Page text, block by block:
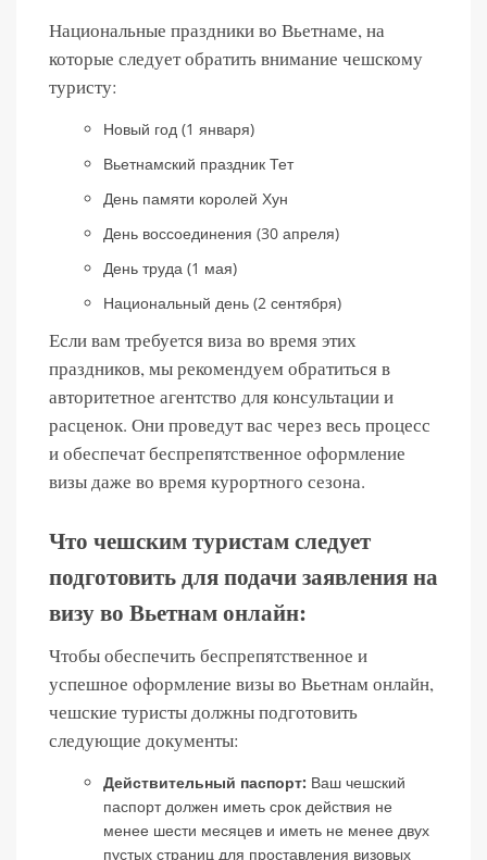
Национальные праздники во Вьетнаме, на
которые следует обратить внимание чешскому
туристу:
Новый год (1 января)
Вьетнамский праздник Тет
День памяти королей Хун
День воссоединения (30 апреля)
День труда (1 мая)
Национальный день (2 сентября)
Если вам требуется виза во время этих
праздников, мы рекомендуем обратиться в
авторитетное агентство для консультации и
расценок. Они проведут вас через весь процесс
и обеспечат беспрепятственное оформление
визы даже во время курортного сезона.
Что чешским туристам следует
подготовить для подачи заявления на
визу во Вьетнам онлайн:
Чтобы обеспечить беспрепятственное и
успешное оформление визы во Вьетнам онлайн,
чешские туристы должны подготовить
следующие документы:
Действительный паспорт: Ваш чешский
паспорт должен иметь срок действия не
менее шести месяцев и иметь не менее двух
пустых страниц для проставления визовых